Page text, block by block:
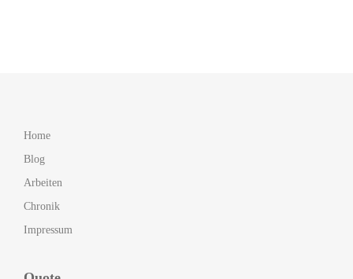
Home
Blog
Arbeiten
Chronik
Impressum